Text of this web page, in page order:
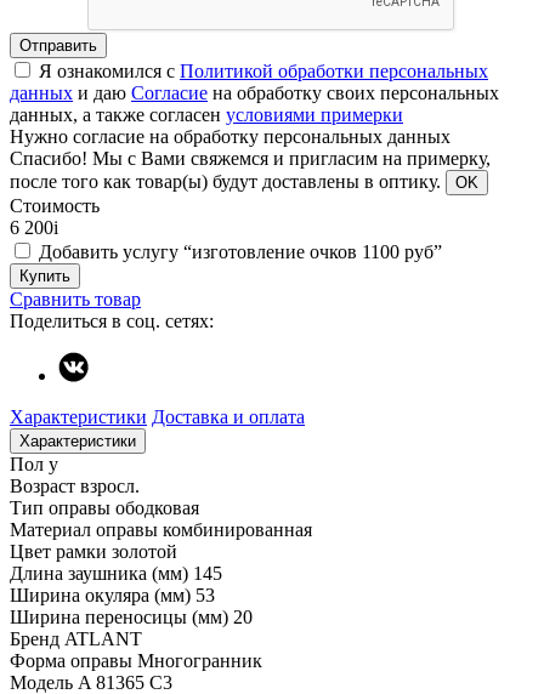
Отправить
Я ознакомился с Политикой обработки персональных
данных и даю Согласие на обработку своих персональных
данных, а также согласен условиями примерки
Нужно согласие на обработку персональных данных
Спасибо! Мы с Вами свяжемся и пригласим на примерку,
после того как товар(ы) будут доставлены в оптику.
OK
Стоимость
6 200i
Добавить услугу “изготовление очков 1100 руб”
Купить
Сравнить товар
Поделиться в соц. сетях:
Характеристики Доставка и оплата
Характеристики
Пол у
Возраст взросл.
Тип оправы ободковая
Материал оправы комбинированная
Цвет рамки золотой
Длина заушника (мм) 145
Ширина окуляра (мм) 53
Ширина переносицы (мм) 20
Бренд ATLANT
Форма оправы Многогранник
Модель A 81365 C3